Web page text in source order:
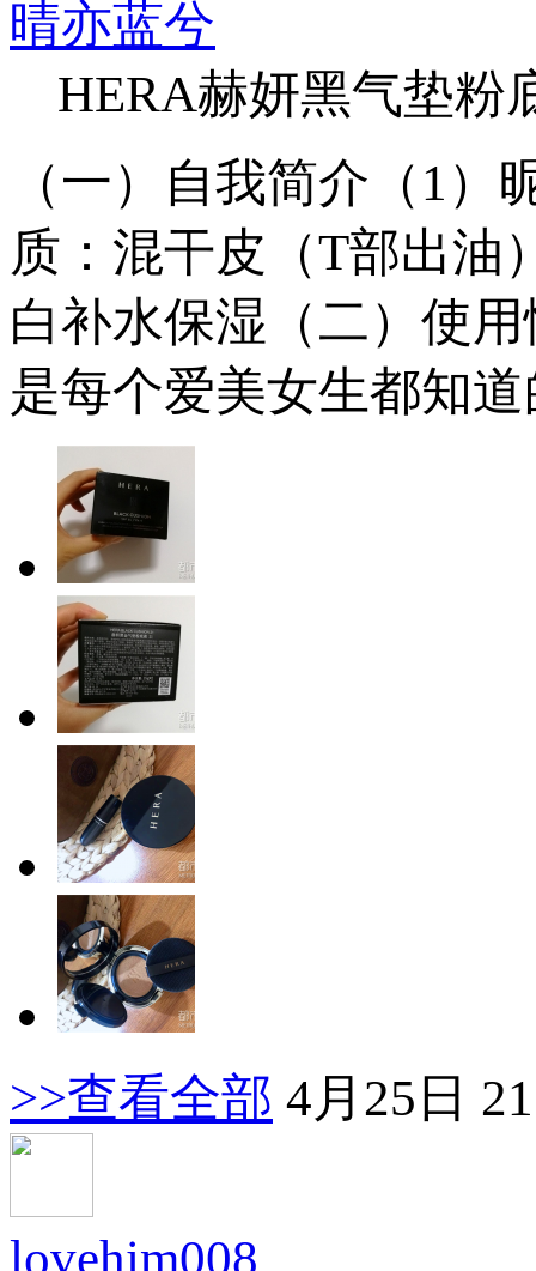
晴亦蓝兮
HERA赫妍黑气垫粉
（一）自我简介（1
质：混干皮（T部出油
白补水保湿（二）使
是每个爱美女生都知
>>查看全部 4月25日
lovehim008